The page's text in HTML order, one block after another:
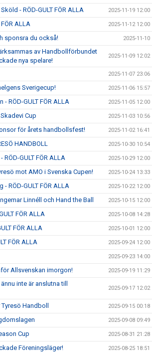
- RÖD-GULT FÖR ALLA 2025-11-19 12:00
ALLA 2025-11-12 12:00
sponsra du också! 2025-11-10
av Handbollförbundet
nya spelare!
2025-11-09 12:02
2025-11-07 23:06
Sverigecup! 2025-11-06 15:57
RÖD-GULT FÖR ALLA 2025-11-05 12:00
Cup 2025-11-03 10:56
för årets handbollsfest! 2025-11-02 16:41
HANDBOLL 2025-10-30 10:54
GULT FÖR ALLA 2025-10-29 12:00
mot AMO i Svenska Cupen! 2025-10-24 13:33
RÖD-GULT FÖR ALLA 2025-10-22 12:00
Linnéll och Hand the Ball 2025-10-15 12:00
FÖR ALLA 2025-10-08 14:28
FÖR ALLA 2025-10-01 12:00
FÖR ALLA 2025-09-24 12:00
2025-09-23 14:00
Allsvenskan imorgon! 2025-09-19 11:29
inte är anslutna till
2025-09-17 12:02
Handboll 2025-09-15 00:18
2025-09-08 09:49
Cup 2025-08-31 21:28
Föreningsläger! 2025-08-25 18:51